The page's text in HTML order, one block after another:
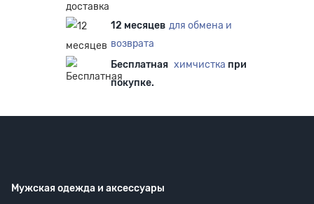
12 месяцев для обмена и
возврата
Бесплатная химчистка при
покупке.
Мужская одежда и аксессуары